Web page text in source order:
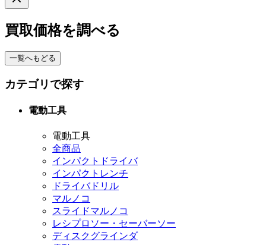
買取価格を調べる
一覧へもどる
カテゴリで探す
電動工具
電動工具
全商品
インパクトドライバ
インパクトレンチ
ドライバドリル
マルノコ
スライドマルノコ
レシプロソー・セーバーソー
ディスクグラインダ